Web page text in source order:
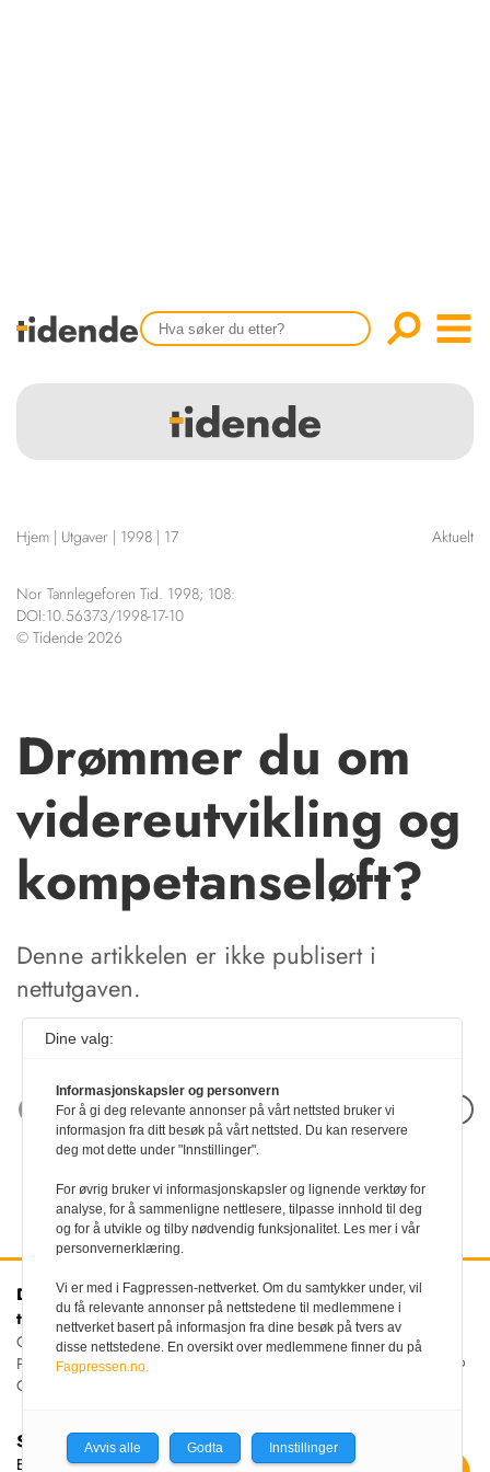
Tidligere utgaver
HENVISNINGER
KURSKALENDER
STILLINGER
KJØP & SALG
KONTAKT
Hjem | Utgaver | 1998 | 17 Aktuelt
Nor Tannlegeforen Tid. 1998; 108:
DOI:10.56373/1998-17-10
© Tidende 2026
Drømmer du om
videreutvikling og
kompetanseløft?
Denne artikkelen er ikke publisert i
nettutgaven.
Neste artikkel
Den norske
tannlegeforenings Tidende
Christiania Torv 5, 0158 Oslo
Postboks 2073 Vika, 0125
OSLO
Kontakt oss
Tlf:22 54 74 00
E-post:
tidende@tannlegeforeningen.no
Sjefredaktør
Ellen Beate Dyvi
Dine valg:
Informasjonskapsler og personvern
For å gi deg relevante annonser på vårt nettsted bruker vi
informasjon fra ditt besøk på vårt nettsted. Du kan reservere
deg mot dette under "Innstillinger".
For øvrig bruker vi informasjonskapsler og lignende verktøy for
analyse, for å sammenligne nettlesere, tilpasse innhold til deg
og for å utvikle og tilby nødvendig funksjonalitet. Les mer i vår
personvernerklæring.
Vi er med i Fagpressen-nettverket. Om du samtykker under, vil
du få relevante annonser på nettstedene til medlemmene i
nettverket basert på informasjon fra dine besøk på tvers av
disse nettstedene. En oversikt over medlemmene finner du på
Fagpressen.no.
Avvis alle Godta Innstillinger